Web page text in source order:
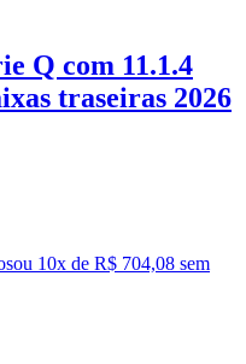
Q com 11.1.4
traseiras 2026
ou 10x de R$ 704,08 sem